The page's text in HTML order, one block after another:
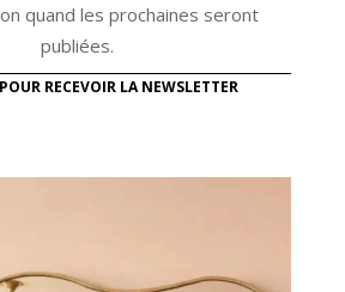
quand les prochaines seront
publiées.
RECEVOIR LA NEWSLETTER